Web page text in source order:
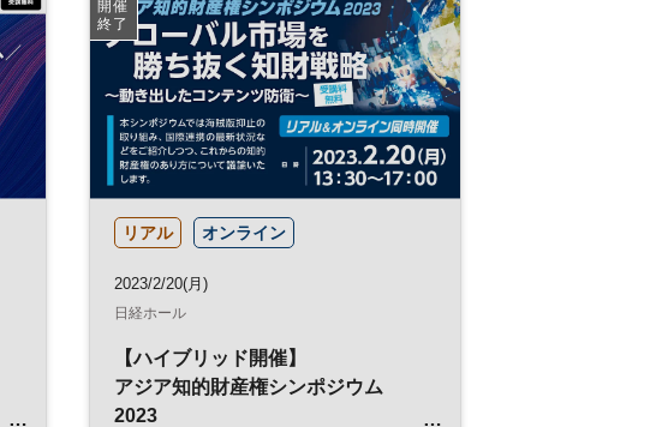
開催
終了
リアル オンライン
2023/2/20(月)
日経ホール
【ハイブリッド開催】
アジア知的財産権シンポジウム
2023